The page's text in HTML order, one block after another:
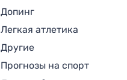
Допинг
Легкая атлетика
Другие
Прогнозы на спорт